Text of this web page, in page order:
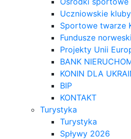
Uczniowskie
Sportowe twarze
Fundusze
Projekty Unii
BANK
KONIN DLA
BIP
KONTAKT
Turystyka
Turystyka
Spływy 2026